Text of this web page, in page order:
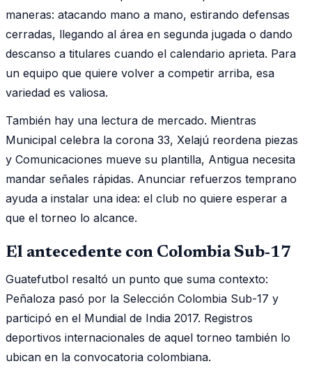
maneras: atacando mano a mano, estirando defensas
cerradas, llegando al área en segunda jugada o dando
descanso a titulares cuando el calendario aprieta. Para
un equipo que quiere volver a competir arriba, esa
variedad es valiosa.
También hay una lectura de mercado. Mientras
Municipal celebra la corona 33, Xelajú reordena piezas
y Comunicaciones mueve su plantilla, Antigua necesita
mandar señales rápidas. Anunciar refuerzos temprano
ayuda a instalar una idea: el club no quiere esperar a
que el torneo lo alcance.
El antecedente con Colombia Sub-17
Guatefutbol resaltó un punto que suma contexto:
Peñaloza pasó por la Selección Colombia Sub-17 y
participó en el Mundial de India 2017. Registros
deportivos internacionales de aquel torneo también lo
ubican en la convocatoria colombiana.